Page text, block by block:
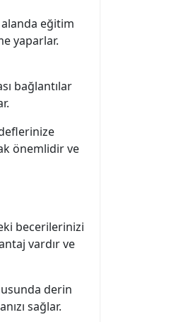
alanda eğitim
yaparlar.
bağlantılar
önemlidir ve
becerilerinizi
vardır ve
derin
sağlar.